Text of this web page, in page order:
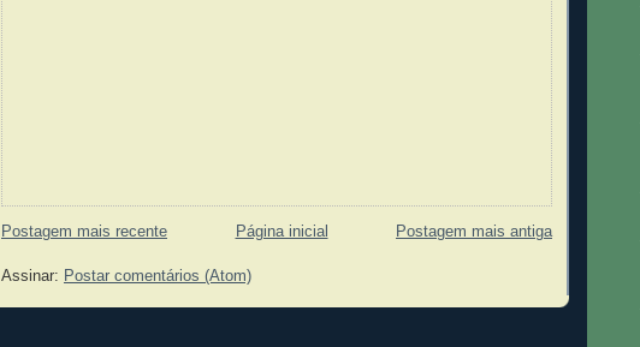
Postagem mais recente Postagem mais antiga
Página inicial
Assinar: Postar comentários (Atom)